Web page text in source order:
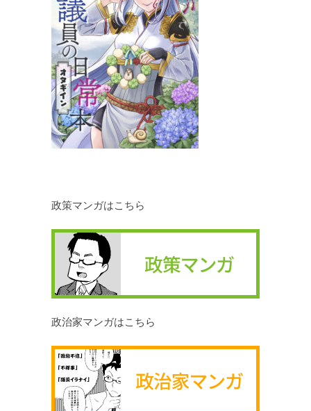
政策マンガはこちら
政治家マンガはこちら